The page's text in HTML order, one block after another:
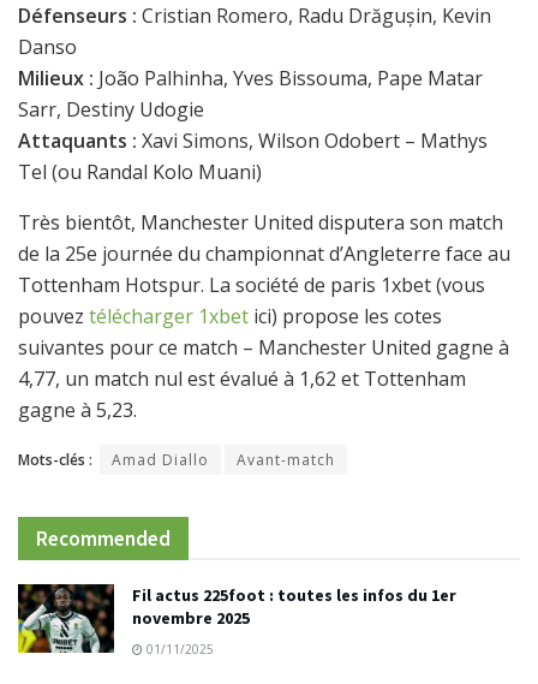
Défenseurs : Cristian Romero, Radu Drăgușin, Kevin
Danso
Milieux : João Palhinha, Yves Bissouma, Pape Matar
Sarr, Destiny Udogie
Attaquants : Xavi Simons, Wilson Odobert – Mathys
Tel (ou Randal Kolo Muani)
Très bientôt, Manchester United disputera son match
de la 25e journée du championnat d’Angleterre face au
Tottenham Hotspur. La société de paris 1xbet (vous
pouvez télécharger 1xbet ici) propose les cotes
suivantes pour ce match – Manchester United gagne à
4,77, un match nul est évalué à 1,62 et Tottenham
gagne à 5,23.
Mots-clés : Amad Diallo Avant-match
Recommended
Fil actus 225foot : toutes les infos du 1er
novembre 2025
01/11/2025